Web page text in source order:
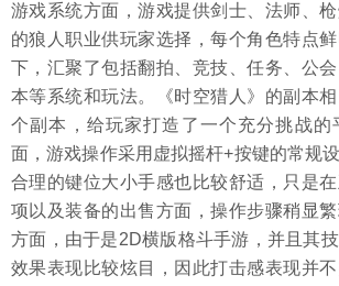
游戏系统方面，游戏提供剑士、法师、
的狼人职业供玩家选择，每个角色特点
下，汇聚了包括翻拍、竞技、任务、公
本等系统和玩法。《时空猎人》的副本
个副本，给玩家打造了一个充分挑战的
面，游戏操作采用虚拟摇杆+按键的常规
合理的键位大小手感也比较舒适，只是
项以及装备的出售方面，操作步骤稍显
方面，由于是2D横版格斗手游，并且其
效果表现比较炫目，因此打击感表现并